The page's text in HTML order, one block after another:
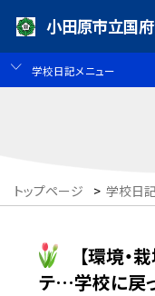
小田原市立国
学校日記メニュー
トップページ > 学校日
【環境・
テ…学校に戻